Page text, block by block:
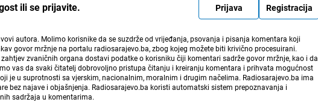
ili se prijavite. Prijava Registracija
autora. Molimo korisnike da se suzdrže od vrijeđanja, psovanja i pisanja komentara koji
govor mržnje na portalu radiosarajevo.ba, zbog kojeg možete biti krivično procesuirani.
zvaničnih organa dostavi podatke o korisniku čiji komentari sadrže govor mržnje, kao i da
vas da svaki čitatelj dobrovoljno pristupa čitanju i kreiranju komentara i prihvata mogućnost
je u suprotnosti sa vjerskim, nacionalnim, moralnim i drugim načelima. Radiosarajevo.ba ima
bez najave i objašnjenja. Radiosarajevo.ba koristi automatski sistem prepoznavanja i
sadržaja u komentarima.